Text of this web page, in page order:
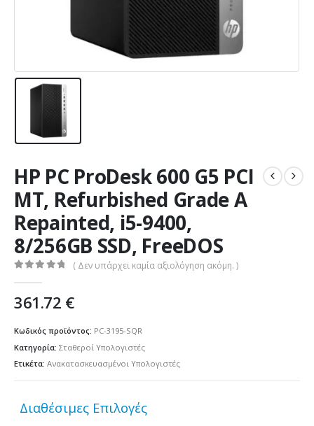
HP PC ProDesk 600 G5 PCI
MT, Refurbished Grade A
Repainted, i5-9400,
8/256GB SSD, FreeDOS
( Δεν υπάρχει καμία αξιολόγηση ακόμη. )
361.72 €
Κωδικός προϊόντος: PC-3195-SQR
Κατηγορία: Σταθεροί Υπολογιστές
Ετικέτα: Ανακατασκευασμένοι Υπολογιστές
Διαθέσιμες Επιλογές